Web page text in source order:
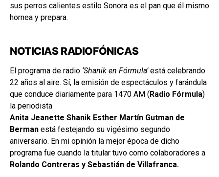
sus perros calientes estilo Sonora es el pan que él mismo
hornea y prepara.
NOTICIAS RADIOFÓNICAS
El programa de radio ‘Shanik en Fórmula’está celebrando
22 años al aire. Sí, la emisión de espectáculos y farándula
que conduce diariamente para 1470 AM (Radio Fórmula)
la periodista
Anita Jeanette Shanik Esther Martín Gutman de
Berman está festejando su vigésimo segundo
aniversario. En mi opinión la mejor época de dicho
programa fue cuando la titular tuvo como colaboradores a
Rolando Contreras y Sebastián de Villafranca.